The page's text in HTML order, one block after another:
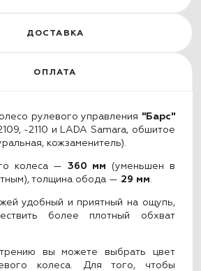
ДОСТАВКА
ОПЛАТА
рулевого управления "Барс"
-2110 и LADA Samara, обшитое
кожзаменитель).
колеса — 360 мм (уменьшен в
толщина обода — 29 мм
удобный и приятный на ощупь,
более плотный обхват
вы можете выбрать цвет
колеса. Для того, чтобы